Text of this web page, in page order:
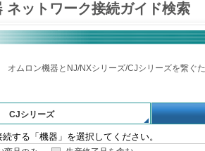
ネットワーク接続ガイド検索
オムロン機器とNJ/NXシリーズ/CJシリーズを繋ぐ
CJシリーズ